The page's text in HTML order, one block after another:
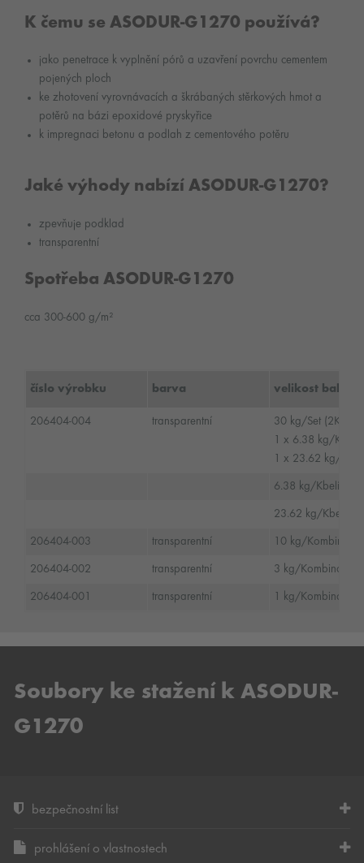
K čemu se ASODUR-G1270 používá?
jako penetrace k vyplnění pórů a uzavření povrchu cementem
pojených ploch
ke zhotovení vyrovnávacích a škrábaných stěrkových hmot a
potěrů na bázi epoxidové pryskyřice
k impregnaci betonu a podlah z cementového potěru
Jaké výhody nabízí ASODUR-G1270?
zpevňuje podklad
transparentní
Spotřeba ASODUR-G1270
cca 300-600 g/m²
číslo výrobku barva velikost balení
206404-004 transparentní
30 kg/Set (2K)
1 x 6.38 kg/
1 x 23.62 kg/
6.38 kg/Kbelík/
23.62 kg/Kbelík/
206404-003 transparentní 10 kg/
206404-002 transparentní 3 kg/
206404-001 transparentní 1 kg/
Soubory ke stažení k ASODUR-
G1270
bezpečnostní list
prohlášení o vlastnostech